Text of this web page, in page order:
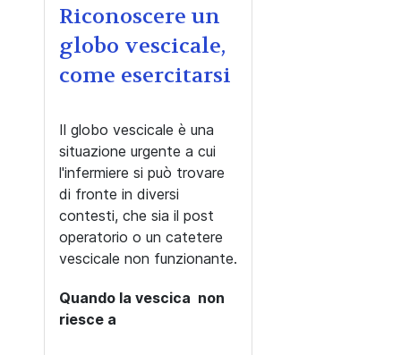
Riconoscere un
globo vescicale,
come esercitarsi
Il globo vescicale è una
situazione urgente a cui
l'infermiere si può trovare
di fronte in diversi
contesti, che sia il post
operatorio o un catetere
vescicale non funzionante.
Quando la vescica non
riesce a